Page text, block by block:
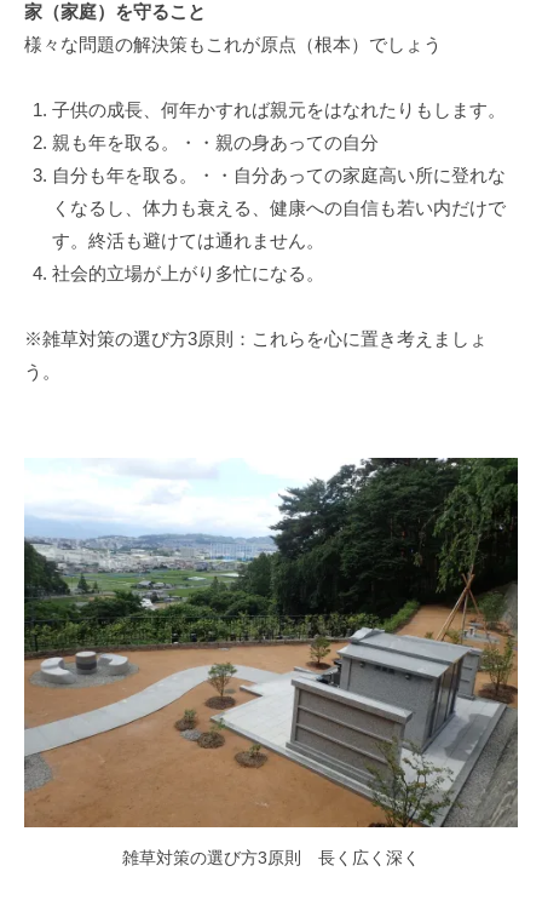
家（家庭）を守ること
様々な問題の解決策もこれが原点（根本）でしょう
子供の成長、何年かすれば親元をはなれたりもします。
親も年を取る。・・親の身あっての自分
自分も年を取る。・・自分あっての家庭高い所に登れな
くなるし、体力も衰える、健康への自信も若い内だけで
す。終活も避けては通れません。
社会的立場が上がり多忙になる。
※雑草対策の選び方3原則：これらを心に置き考えましょ
う。
雑草対策の選び方3原則 長く広く深く